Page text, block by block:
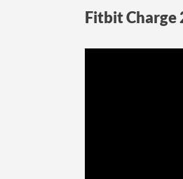
Fitbit Charge